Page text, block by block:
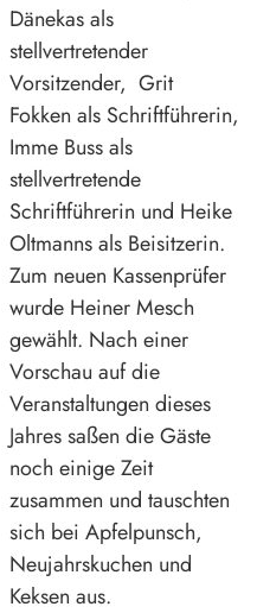
Dänekas als
stellvertretender
Vorsitzender, Grit
Fokken als Schriftführerin,
Imme Buss als
stellvertretende
Schriftführerin und Heike
Oltmanns als Beisitzerin.
Zum neuen Kassenprüfer
wurde Heiner Mesch
gewählt. Nach einer
Vorschau auf die
Veranstaltungen dieses
Jahres saßen die Gäste
noch einige Zeit
zusammen und tauschten
sich bei Apfelpunsch,
Neujahrskuchen und
Keksen aus.